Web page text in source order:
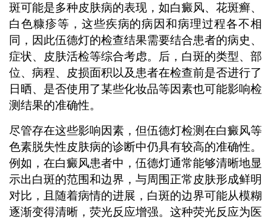
斑可能是多种皮肤病的表现，如白癜风、花斑癣、
白色糠疹等，这些疾病的病因和病理过程各不相
同，因此伍德灯的检查结果需要结合患者的病史、
症状、皮肤活检等综合考虑。后，白斑的类型、部
位、病程、皮损面积以及患者在检查前是否进行了
日晒、是否使用了某些化妆品等因素也可能影响检
测结果的准确性。
尽管存在这些影响因素，但伍德灯检测在白癜风等
色素脱失性皮肤病的诊断中仍具有较高的准确性。
例如，在白癜风患者中，伍德灯通常能够清晰地显
示出白斑的范围和边界，与周围正常皮肤形成鲜明
对比，且随着病情的进展，白斑的边界可能从模糊
逐渐变得清晰，荧光反应增强。这种荧光反应为医